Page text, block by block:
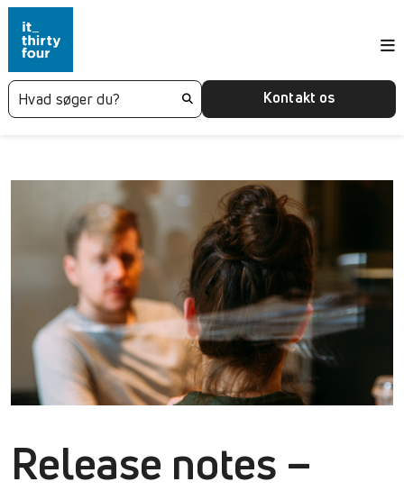
Kontakt os
Release notes –